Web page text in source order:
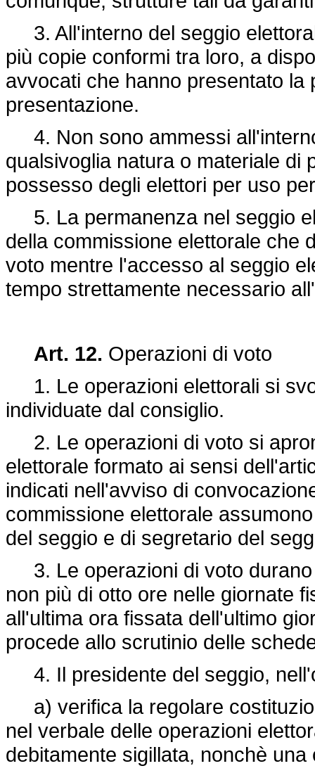
3. All'interno del seggio
più copie conformi tra loro, a
avvocati che hanno presentato
presentazione.
4. Non sono ammessi
qualsivoglia natura o materiale di
possesso degli elettori per uso
5. La permanenza nel seggio
della commissione elettorale che
voto mentre l'accesso al seggio
tempo strettamente necessario
Art. 12. Operazioni di voto
1. Le operazioni elettorali si
individuate dal consiglio.
2. Le operazioni di voto si
elettorale formato ai sensi
indicati nell'avviso di
commissione elettorale
del seggio e di segretario del
3. Le operazioni di voto durano
non più di otto ore nelle giornate
all'ultima ora fissata dell'ultimo
procede allo scrutinio delle
4. Il presidente del seggio,
a) verifica la regolare
nel verbale delle operazioni
debitamente sigillata, nonchè